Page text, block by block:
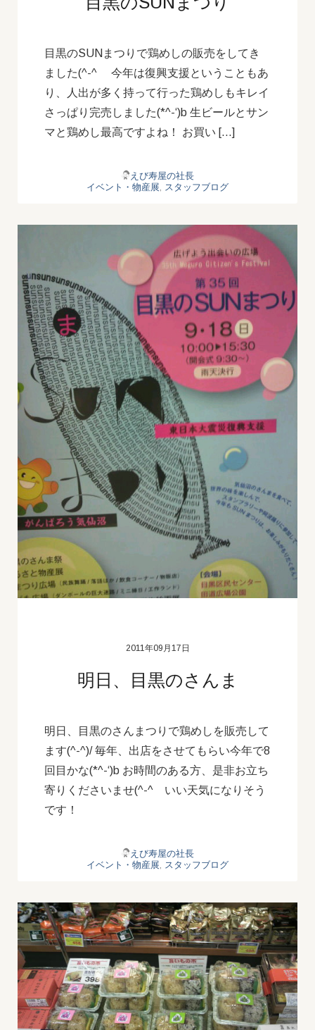
目黒のSUNまつりで鶏めしの販売をしてき
ました(^-^ゞ 今年は復興支援ということもあ
り、人出が多く持って行った鶏めしもキレイ
さっぱり完売しました(*^-‘)b 生ビールとサン
マと鶏めし最高ですよね！ お買い […]
えび寿屋の社長
イベント・物産展
スタッフブログ
2011年09月17日
明日、目黒のさんま
明日、目黒のさんまつりで鶏めしを販売して
ます(^-^)/ 毎年、出店をさせてもらい今年で8
回目かな(*^-‘)b お時間のある方、是非お立ち
寄りくださいませ(^-^ゞいい天気になりそう
です！
えび寿屋の社長
イベント・物産展, スタッフブログ